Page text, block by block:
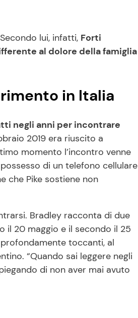
lui, infatti, Forti
al dolore della famiglia
in Italia
negli anni per incontrare
2019 era riuscito a
momento l’incontro venne
di un telefono cellulare
che Pike sostiene non
Bradley racconta di due
il 20 maggio e il secondo il 25
toccanti, al
“Quando sai leggere negli
di non aver mai avuto